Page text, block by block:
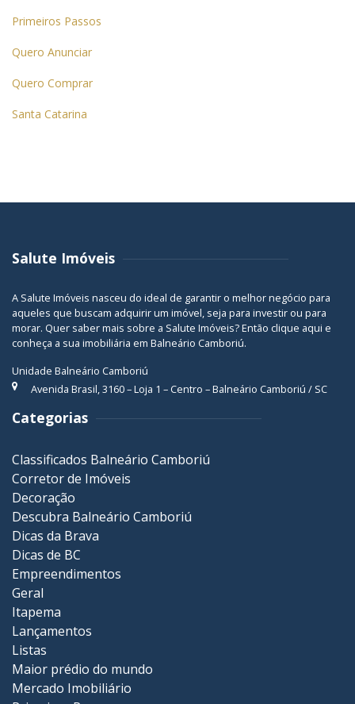
Primeiros Passos
Quero Anunciar
Quero Comprar
Santa Catarina
Salute Imóveis
A Salute Imóveis nasceu do ideal de garantir o melhor negócio para
aqueles que buscam adquirir um imóvel, seja para investir ou para
morar. Quer saber mais sobre a Salute Imóveis? Então clique aqui e
conheça a sua imobiliária em Balneário Camboriú.
Unidade Balneário Camboriú
Avenida Brasil, 3160 – Loja 1 – Centro – Balneário Camboriú / SC
Categorias
Classificados Balneário Camboriú
Corretor de Imóveis
Decoração
Descubra Balneário Camboriú
Dicas da Brava
Dicas de BC
Empreendimentos
Geral
Itapema
Lançamentos
Listas
Maior prédio do mundo
Mercado Imobiliário